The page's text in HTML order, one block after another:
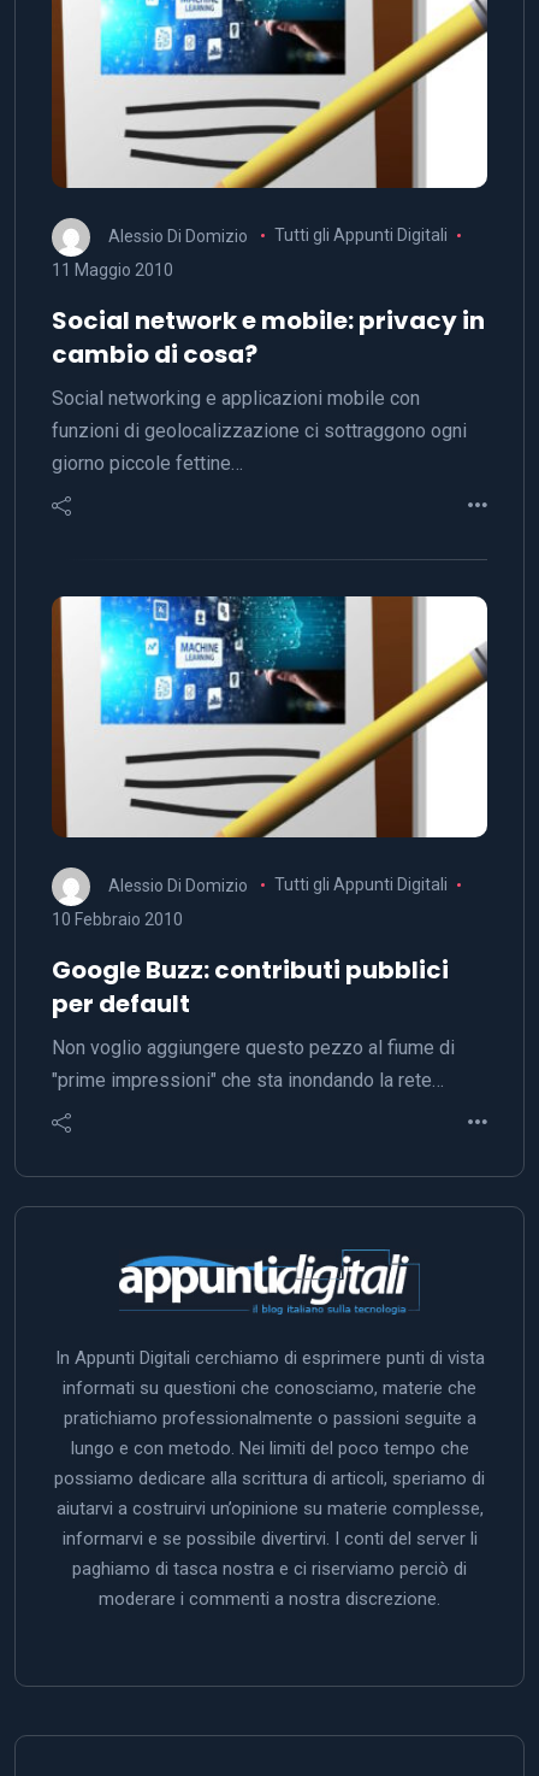
Alessio Di Domizio
Tutti gli Appunti Digitali
11 Maggio 2010
Social network e mobile: privacy in
cambio di cosa?
Social networking e applicazioni mobile con
funzioni di geolocalizzazione ci sottraggono ogni
giorno piccole fettine…
Alessio Di Domizio
Tutti gli Appunti Digitali
10 Febbraio 2010
Google Buzz: contributi pubblici
per default
Non voglio aggiungere questo pezzo al fiume di
"prime impressioni" che sta inondando la rete…
In Appunti Digitali cerchiamo di esprimere punti di vista
informati su questioni che conosciamo, materie che
pratichiamo professionalmente o passioni seguite a
lungo e con metodo. Nei limiti del poco tempo che
possiamo dedicare alla scrittura di articoli, speriamo di
aiutarvi a costruirvi un’opinione su materie complesse,
informarvi e se possibile divertirvi. I conti del server li
paghiamo di tasca nostra e ci riserviamo perciò di
moderare i commenti a nostra discrezione.